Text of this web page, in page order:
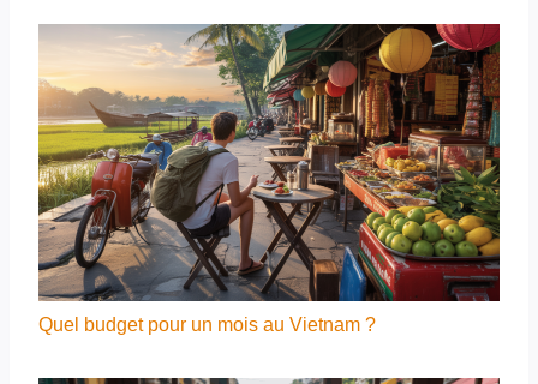
Quel budget pour un mois au Vietnam ?